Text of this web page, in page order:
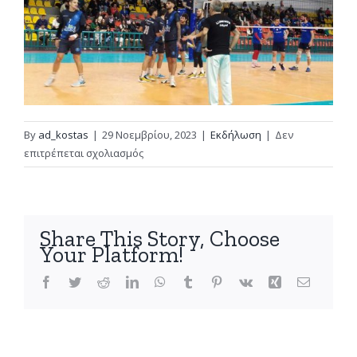
By ad_kostas | 29 Νοεμβρίου, 2023 | Εκδήλωση | Δεν
επιτρέπεται σχολιασμόςστο
Κοινωνική
Ερμή
σε
συνεργασία
Share This Story, Choose
Your Platform!
Facebook
TwitterRedditLinkedInWhatsApp
Tumblr Pinterest
Vk Xing Email